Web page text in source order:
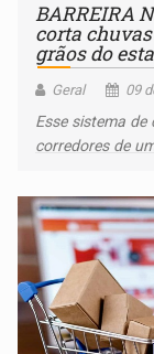
BARREIRA
corta
grãos do
Geral 09
Esse sistema
corredores de